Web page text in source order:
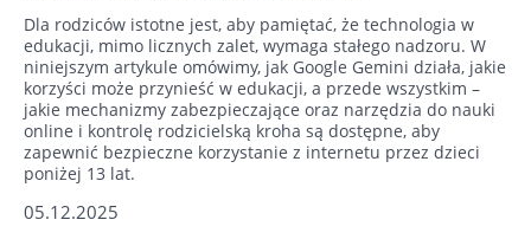
Dla rodziców istotne jest, aby pamiętać, że technologia w
edukacji, mimo licznych zalet, wymaga stałego nadzoru. W
niniejszym artykule omówimy, jak Google Gemini działa, jakie
korzyści może przynieść w edukacji, a przede wszystkim –
jakie mechanizmy zabezpieczające oraz narzędzia do nauki
online i kontrolę rodzicielską kroha są dostępne, aby
zapewnić bezpieczne korzystanie z internetu przez dzieci
poniżej 13 lat.
05.12.2025